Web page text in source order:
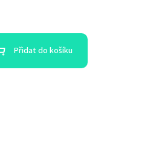
Přidat do košíku